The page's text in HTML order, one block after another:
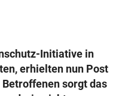
Initiative in
erhielten nun Post
sorgt das